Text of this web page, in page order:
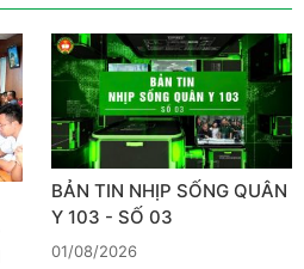
BẢN TIN NHỊP SỐNG QUÂN
Y 103 - SỐ 03
01/08/2026